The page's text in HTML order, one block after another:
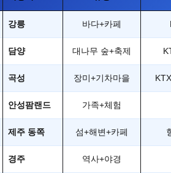
강릉 바다+카페
담양 대나무 숲+축제
곡성 장미+기차마을
안성팜랜드 가족+체험
제주 동쪽 섬+해변+카페
경주 역사+야경